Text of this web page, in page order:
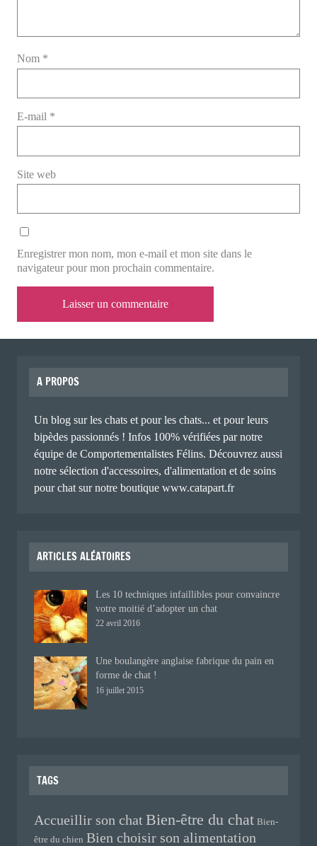
Nom *
E-mail *
Site web
Enregistrer mon nom, mon e-mail et mon site dans le
navigateur pour mon prochain commentaire.
A PROPOS
Un blog sur les chats et pour les chats... et pour leurs
bipèdes passionnés ! Infos 100% vérifiées par notre
équipe de Comportementalistes Félins. Découvrez aussi
notre sélection d'accessoires, d'alimentation et de soins
pour chat sur notre boutique www.catapart.fr
ARTICLES ALÉATOIRES
Les 10 techniques infaillibles pour convaincre
votre moitié d’adopter un chat
22 avril 2016
Une boulangère anglaise fabrique du pain en
forme de chat !
16 juillet 2015
TAGS
Accueillir son chat Bien-être du chat Bien-
être du chien Bien choisir son alimentation